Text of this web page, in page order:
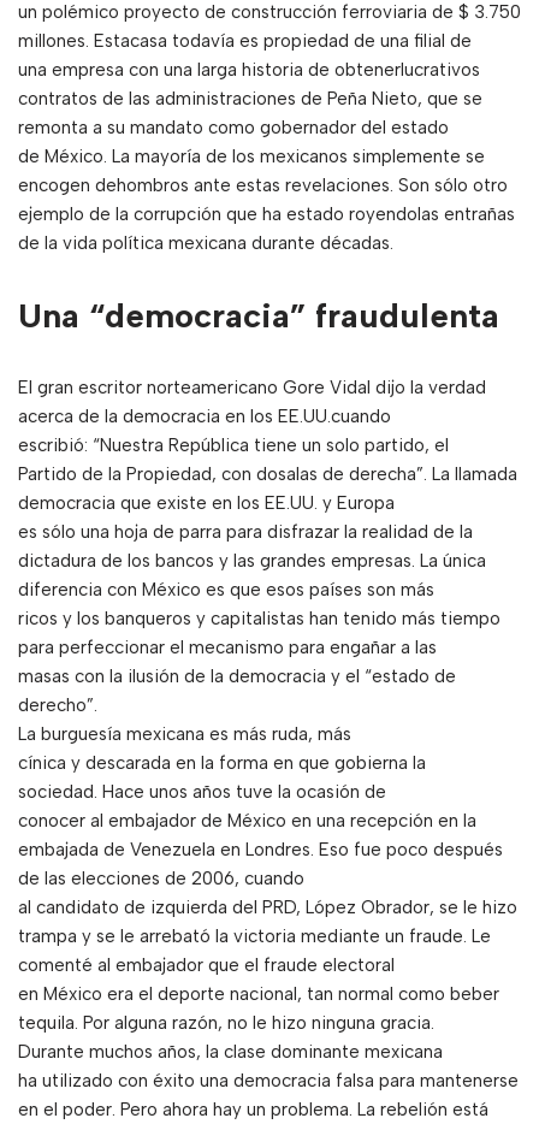
un polémico proyecto de construcción ferroviaria de $ 3.750
millones. Estacasa todavía es propiedad de una filial de
una empresa con una larga historia de obtenerlucrativos
contratos de las administraciones de Peña Nieto, que se
remonta a su mandato como gobernador del estado
de México. La mayoría de los mexicanos simplemente se
encogen dehombros ante estas revelaciones. Son sólo otro
ejemplo de la corrupción que ha estado royendolas entrañas
de la vida política mexicana durante décadas.
Una “democracia” fraudulenta
El gran escritor norteamericano Gore Vidal dijo la verdad
acerca de la democracia en los EE.UU.cuando
escribió: “Nuestra República tiene un solo partido, el
Partido de la Propiedad, con dosalas de derecha”. La llamada
democracia que existe en los EE.UU. y Europa
es sólo una hoja de parra para disfrazar la realidad de la
dictadura de los bancos y las grandes empresas. La única
diferencia con México es que esos países son más
ricos y los banqueros y capitalistas han tenido más tiempo
para perfeccionar el mecanismo para engañar a las
masas con la ilusión de la democracia y el “estado de
derecho”.
La burguesía mexicana es más ruda, más
cínica y descarada en la forma en que gobierna la
sociedad. Hace unos años tuve la ocasión de
conocer al embajador de México en una recepción en la
embajada de Venezuela en Londres. Eso fue poco después
de las elecciones de 2006, cuando
al candidato de izquierda del PRD, López Obrador, se le hizo
trampa y se le arrebató la victoria mediante un fraude. Le
comenté al embajador que el fraude electoral
en México era el deporte nacional, tan normal como beber
tequila. Por alguna razón, no le hizo ninguna gracia.
Durante muchos años, la clase dominante mexicana
ha utilizado con éxito una democracia falsa para mantenerse
en el poder. Pero ahora hay un problema. La rebelión está